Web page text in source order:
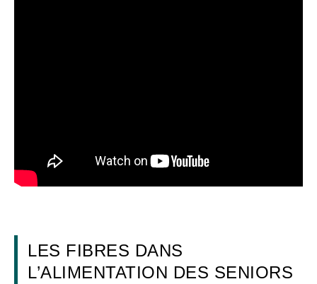
LES FIBRES DANS
L’ALIMENTATION DES SENIORS